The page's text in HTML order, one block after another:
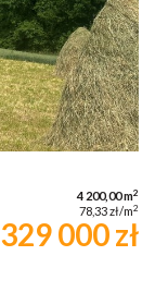
4 200,00 m2
78,33 zł/m2
329 000 zł